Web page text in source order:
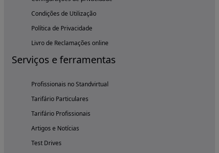
Condições de Utilização
Política de Privacidade
Livro de Reclamações online
Serviços e ferramentas
Profissionais no Standvirtual
Tarifário Particulares
Tarifário Profissionais
Artigos e Notícias
Test Drives